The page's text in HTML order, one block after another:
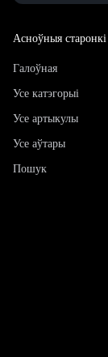
Асноўныя старонкі
Галоўная
Усе катэгорыі
Усе артыкулы
Усе аўтары
Пошук